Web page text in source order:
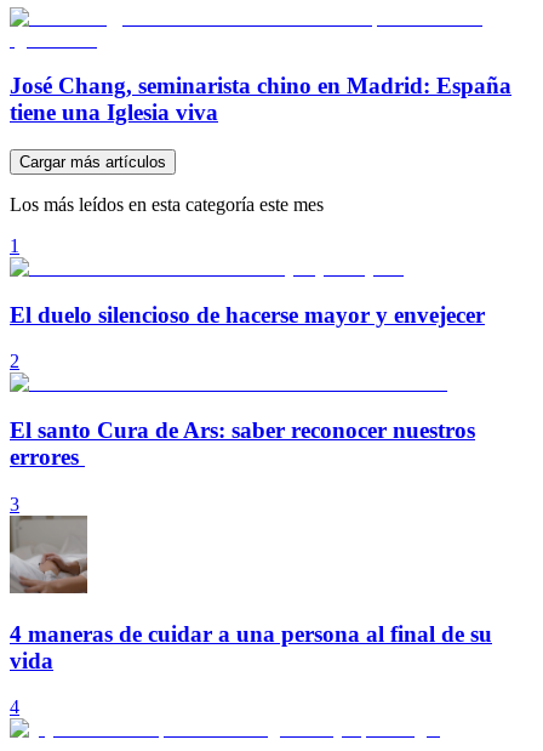
José Chang, seminarista chino en Madrid: España
tiene una Iglesia viva
Cargar más artículos
Los más leídos en esta categoría este mes
1
El duelo silencioso de hacerse mayor y envejecer
2
El santo Cura de Ars: saber reconocer nuestros
errores
3
4 maneras de cuidar a una persona al final de su
vida
4